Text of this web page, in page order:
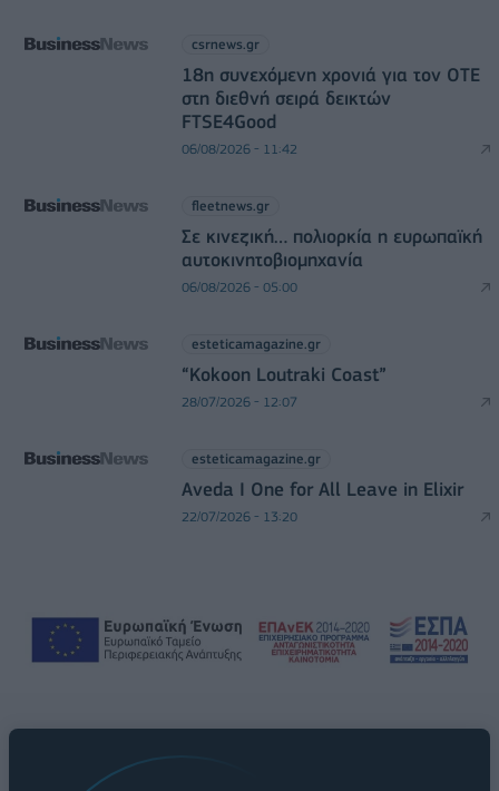
csrnews.gr
18η συνεχόμενη χρονιά για τον ΟΤΕ
στη διεθνή σειρά δεικτών
FTSE4Good
06/08/2026 - 11:42
fleetnews.gr
Σε κινεζική… πολιορκία η ευρωπαϊκή
αυτοκινητοβιομηχανία
06/08/2026 - 05:00
esteticamagazine.gr
“Kokoon Loutraki Coast”
28/07/2026 - 12:07
esteticamagazine.gr
Aveda I One for All Leave in Elixir
22/07/2026 - 13:20